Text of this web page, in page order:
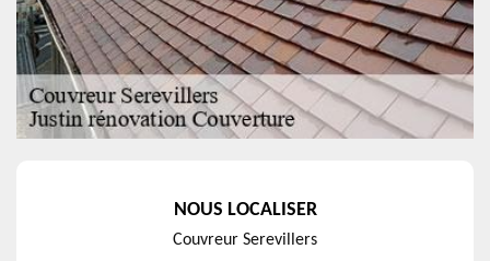
NOUS LOCALISER
Couvreur Serevillers